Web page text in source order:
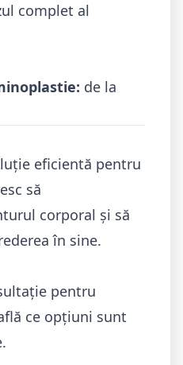
complet al
de la
eficientă pentru
să
corporal și să
în sine.
pentru
ce opțiuni sunt